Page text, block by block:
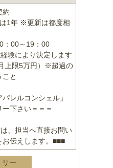
約
は1年 ※更新は都度相
：00～19：00
験により決定します
上限5万円）※超過の
と
レルコンシェル」
下さい＝＝＝
、担当へ直接お問い
お伝えします。■■■
リー